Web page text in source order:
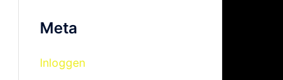
Meta
Inloggen